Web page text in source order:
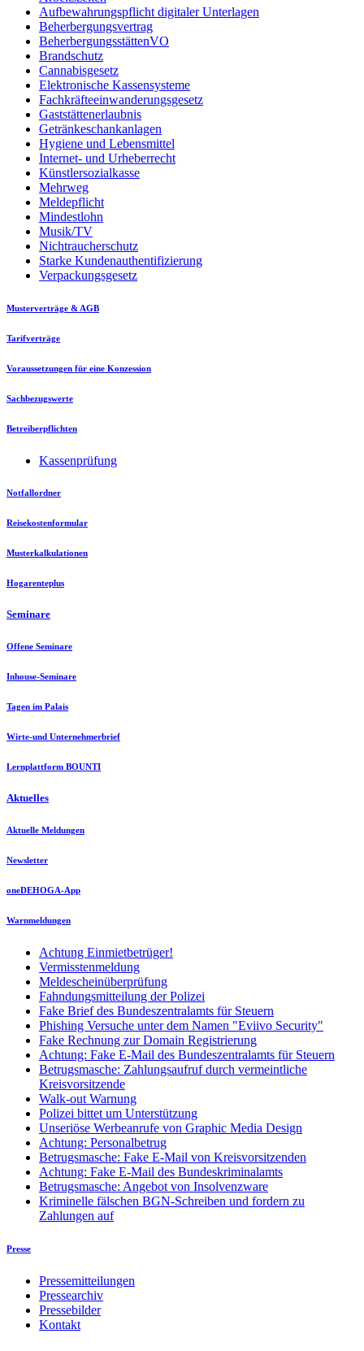
Aufbewahrungspflicht digitaler Unterlagen
Beherbergungsvertrag
BeherbergungsstättenVO
Brandschutz
Cannabisgesetz
Elektronische Kassensysteme
Fachkräfteeinwanderungsgesetz
Gaststättenerlaubnis
Getränkeschankanlagen
Hygiene und Lebensmittel
Internet- und Urheberrecht
Künstlersozialkasse
Mehrweg
Meldepflicht
Mindestlohn
Musik/TV
Nichtraucherschutz
Starke Kundenauthentifizierung
Verpackungsgesetz
Musterverträge & AGB
Tarifverträge
Voraussetzungen für eine Konzession
Sachbezugswerte
Betreiberpflichten
Kassenprüfung
Notfallordner
Reisekostenformular
Musterkalkulationen
Hogarenteplus
Seminare
Offene Seminare
Inhouse-Seminare
Tagen im Palais
Wirte-und Unternehmerbrief
Lernplattform BOUNTI
Aktuelles
Aktuelle Meldungen
Newsletter
oneDEHOGA-App
Warnmeldungen
Achtung Einmietbetrüger!
Vermisstenmeldung
Meldescheinüberprüfung
Fahndungsmitteilung der Polizei
Fake Brief des Bundeszentralamts für Steuern
Phishing Versuche unter dem Namen "Eviivo Security"
Fake Rechnung zur Domain Registrierung
Achtung: Fake E-Mail des Bundeszentralamts für Steuern
Betrugsmasche: Zahlungsaufruf durch vermeintliche
Kreisvorsitzende
Walk-out Warnung
Polizei bittet um Unterstützung
Unseriöse Werbeanrufe von Graphic Media Design
Achtung: Personalbetrug
Betrugsmasche: Fake E-Mail von Kreisvorsitzenden
Achtung: Fake E-Mail des Bundeskriminalamts
Betrugsmasche: Angebot von Insolvenzware
Kriminelle fälschen BGN-Schreiben und fordern zu
Zahlungen auf
Presse
Pressemitteilungen
Pressearchiv
Pressebilder
Kontakt